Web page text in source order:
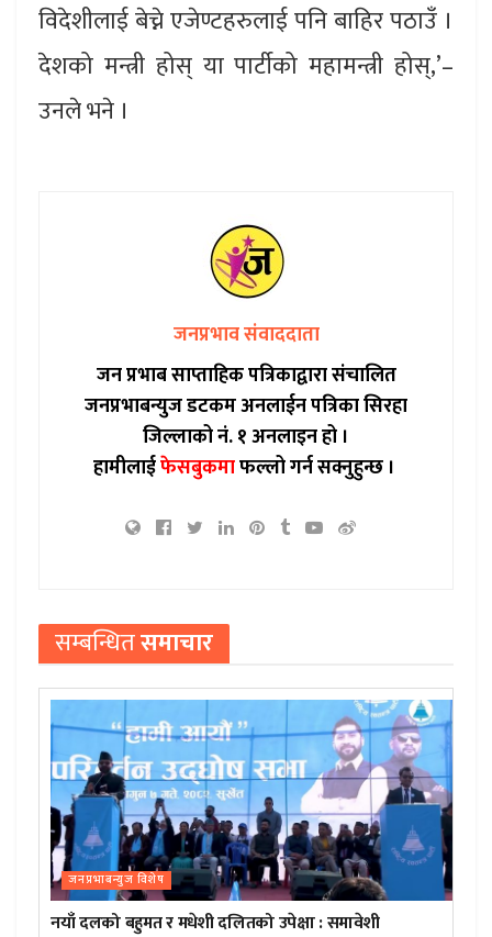
विदेशीलाई बेच्ने एजेण्टहरुलाई पनि बाहिर पठाउँ ।
देशको मन्त्री होस् या पार्टीको महामन्त्री होस्,’–
उनले भने ।
जनप्रभाव संवाददाता
जन प्रभाब साप्ताहिक पत्रिकाद्वारा संचालित
जनप्रभाबन्युज डटकम अनलाईन पत्रिका सिरहा
जिल्लाको नं. १ अनलाइन हो ।
हामीलाईफेसबुकमाफल्लो गर्न सक्नुहुन्छ ।
सम्बन्धितसमाचार
जनप्रभाबन्युज विशेष
नयाँ दलको बहुमत र मधेशी दलितको उपेक्षा : समावेशी